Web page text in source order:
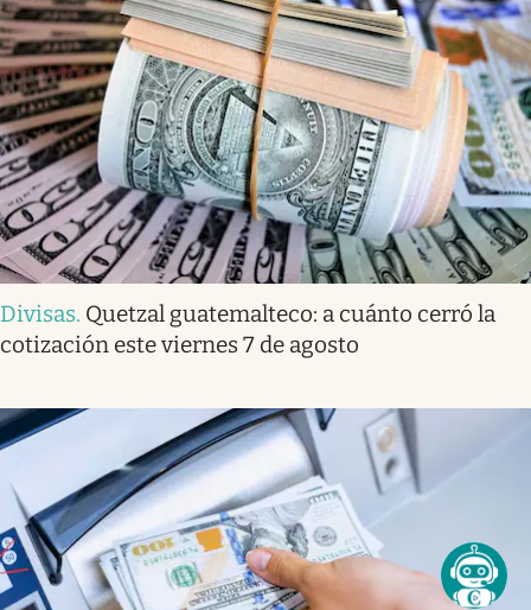
Divisas. Quetzal guatemalteco: a cuánto cerró la
cotización este viernes 7 de agosto